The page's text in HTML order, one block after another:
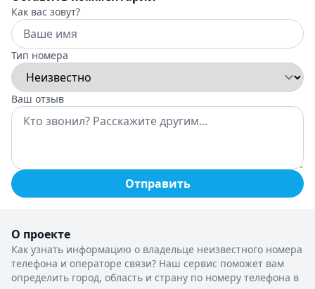
Как вас зовут?
Тип номера
Ваш отзыв
Отправить
О проекте
Как узнать информацию о владельце неизвестного номера
телефона и операторе связи? Наш сервис поможет вам
определить город, область и страну по номеру телефона в